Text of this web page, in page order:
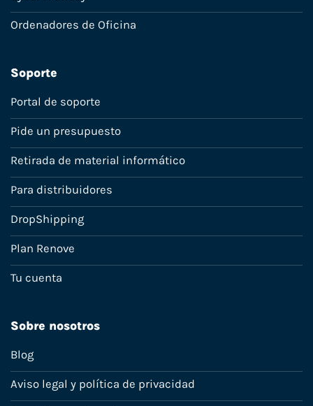
Ordenadores de Oficina
Soporte
Portal de soporte
Pide un presupuesto
Retirada de material informático
Para distribuidores
DropShipping
Plan Renove
Tu cuenta
Sobre nosotros
Blog
Aviso legal y política de privacidad